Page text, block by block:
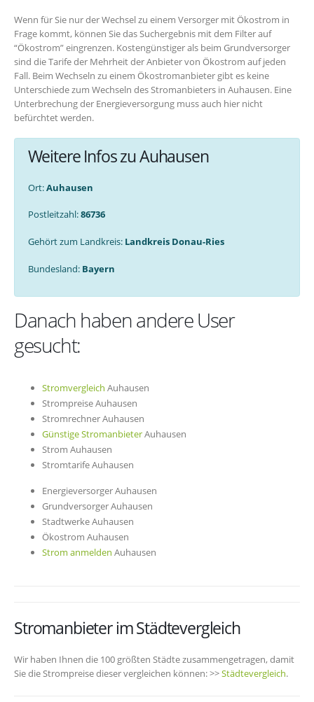
Wenn für Sie nur der Wechsel zu einem Versorger mit Ökostrom in
Frage kommt, können Sie das Suchergebnis mit dem Filter auf
“Ökostrom” eingrenzen. Kostengünstiger als beim Grundversorger
sind die Tarife der Mehrheit der Anbieter von Ökostrom auf jeden
Fall. Beim Wechseln zu einem Ökostromanbieter gibt es keine
Unterschiede zum Wechseln des Stromanbieters in Auhausen. Eine
Unterbrechung der Energieversorgung muss auch hier nicht
befürchtet werden.
Weitere Infos zu Auhausen
Ort:Auhausen
Postleitzahl:86736
Gehört zum Landkreis: Landkreis Donau-Ries
Bundesland: Bayern
Danach haben andere User
gesucht:
Stromvergleich Auhausen
Strompreise Auhausen
Stromrechner Auhausen
Günstige StromanbieterAuhausen
Strom Auhausen
Stromtarife Auhausen
Energieversorger Auhausen
Grundversorger Auhausen
Stadtwerke Auhausen
Ökostrom Auhausen
Strom anmelden Auhausen
Stromanbieter im Städtevergleich
Wir haben Ihnen die 100 größten Städte zusammengetragen, damit
Sie die Strompreise dieser vergleichen können: >>Städtevergleich.